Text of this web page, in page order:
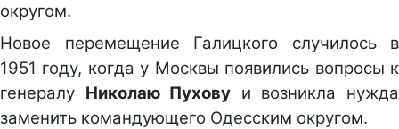
округом.
Новое перемещение Галицкого случилось в
1951 году, когда у Москвы появились вопросы к
генералу Николаю Пухову и возникла нужда
заменить командующего Одесским округом.